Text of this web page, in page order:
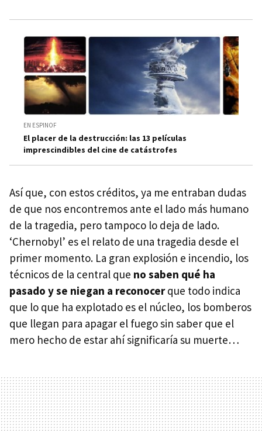
EN ESPINOF
El placer de la destrucción: las 13 películas
imprescindibles del cine de catástrofes
Así que, con estos créditos, ya me entraban dudas
de que nos encontremos ante el lado más humano
de la tragedia, pero tampoco lo deja de lado.
‘Chernobyl’ es el relato de una tragedia desde el
primer momento. La gran explosión e incendio, los
técnicos de la central que no saben qué ha
pasado y se niegan a reconocerque todo indica
que lo que ha explotado es el núcleo, los bomberos
que llegan para apagar el fuego sin saber que el
mero hecho de estar ahí significaría su muerte…